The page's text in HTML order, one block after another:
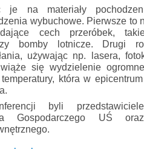
je na materiały
wybuchowe. Pierwsze to
cech przeróbek,
bomby lotnicze. Drugi
używając np. lasera,
się wydzielenie
która w
byli
Gospodarczego UŚ